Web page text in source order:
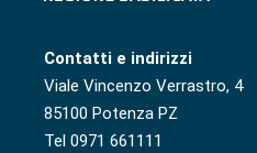
Contatti e indirizzi
Viale Vincenzo Verrastro, 4
85100 Potenza PZ
Tel 0971 661111